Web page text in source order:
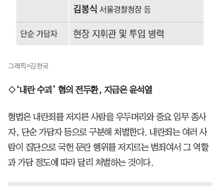
그래픽=김현국
◇‘내란 수괴’ 혐의 전두환, 지금은 윤석열
형법은 내란죄를 저지른 사람을 우두머리와 중요 임무 종사
자, 단순 가담자 등으로 구분해 처벌한다. 내란죄는 여러 사
람이 집단으로 국헌 문란 행위를 저지르는 범죄여서 그 역할
과 가담 정도에 따라 달리 처벌하는 것이다.